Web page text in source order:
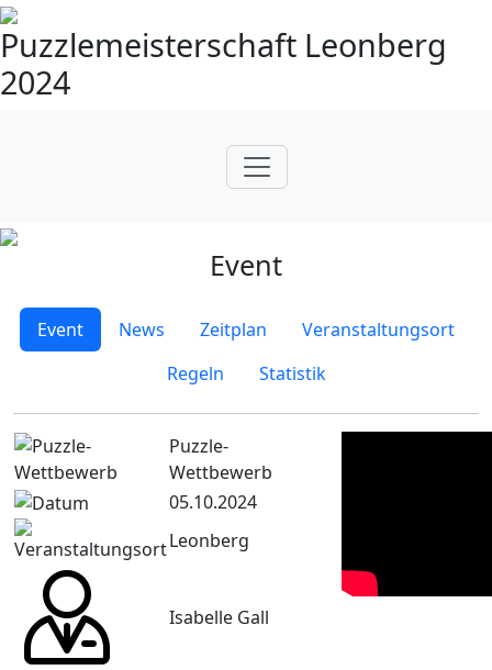
Puzzlemeisterschaft Leonberg
2024
Event
Event News Zeitplan
Veranstaltungsort
Regeln
Statistik
Puzzle-
Wettbewerb
05.10.2024
Leonberg
Isabelle Gall